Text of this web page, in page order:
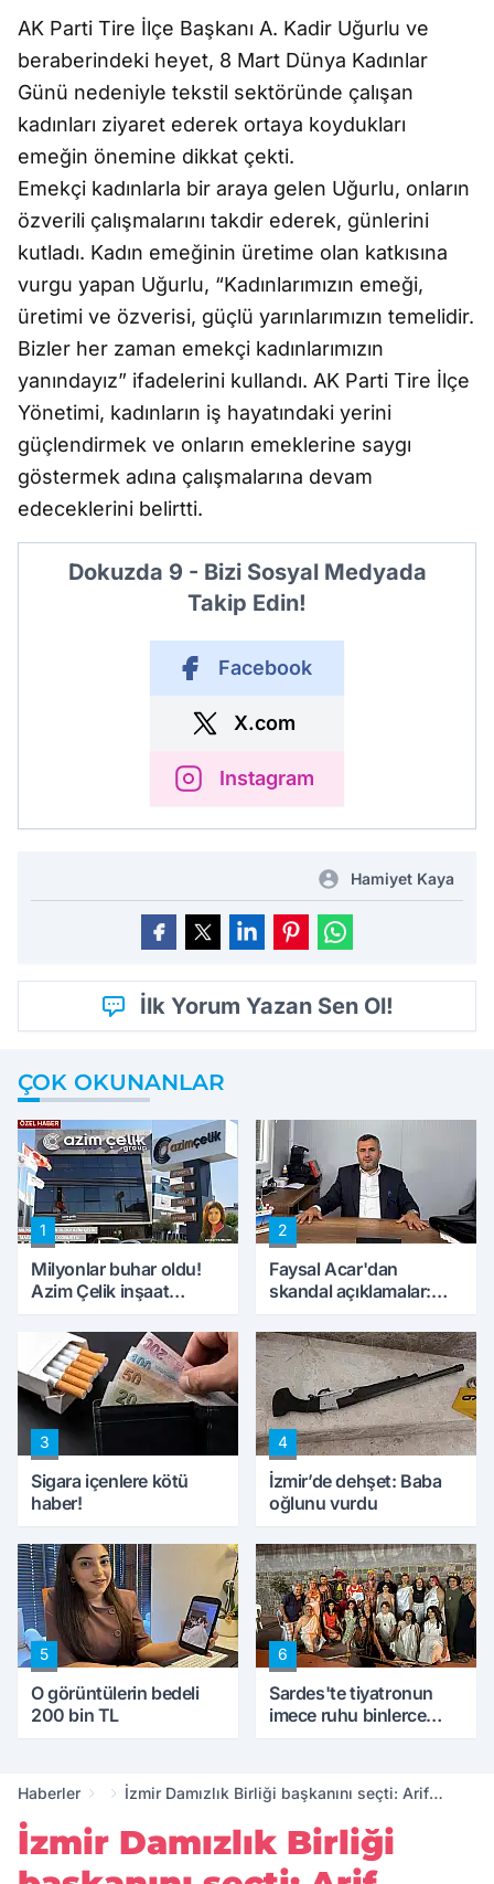
AK Parti Tire İlçe Başkanı A. Kadir Uğurlu ve
beraberindeki heyet, 8 Mart Dünya Kadınlar
Günü nedeniyle tekstil sektöründe çalışan
kadınları ziyaret ederek ortaya koydukları
emeğin önemine dikkat çekti.
Emekçi kadınlarla bir araya gelen Uğurlu, onların
özverili çalışmalarını takdir ederek, günlerini
kutladı. Kadın emeğinin üretime olan katkısına
vurgu yapan Uğurlu, “Kadınlarımızın emeği,
üretimi ve özverisi, güçlü yarınlarımızın temelidir.
Bizler her zaman emekçi kadınlarımızın
yanındayız” ifadelerini kullandı. AK Parti Tire İlçe
Yönetimi, kadınların iş hayatındaki yerini
güçlendirmek ve onların emeklerine saygı
göstermek adına çalışmalarına devam
edeceklerini belirtti.
Dokuzda 9 - Bizi Sosyal Medyada
Takip Edin!
Facebook
X.com
Instagram
Hamiyet Kaya
İlk Yorum Yazan Sen Ol!
ÇOK OKUNANLAR
1
Milyonlar buhar oldu!
Azim Çelik inşaat
konuştu
2
Faysal Acar'dan
skandal açıklamalar:
peynircilerimizi de
kıskaca aldı, müdahale
ettik'
3
Sigara içenlere kötü
haber!
4
İzmir’de dehşet: Baba
oğlunu vurdu
5
O görüntülerin bedeli
200 bin TL
6
Sardes'te tiyatronun
imece ruhu binlerce
Haberler
İzmir Damızlık Birliği başkanını seçti: Arif
İzmir Damızlık Birliği